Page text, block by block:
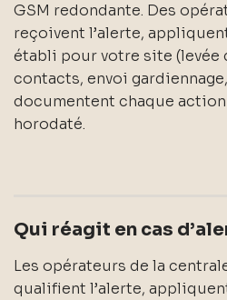
GSM redondante. Des
reçoivent l’alerte,
établi pour votre site (levée
contacts, envoi
documentent chaque
horodaté.
Qui réagit en cas
Les opérateurs de la
qualifient l’alerte,